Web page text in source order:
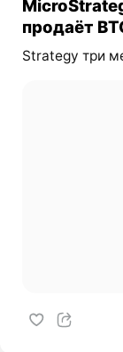
продаёт
Strategy три